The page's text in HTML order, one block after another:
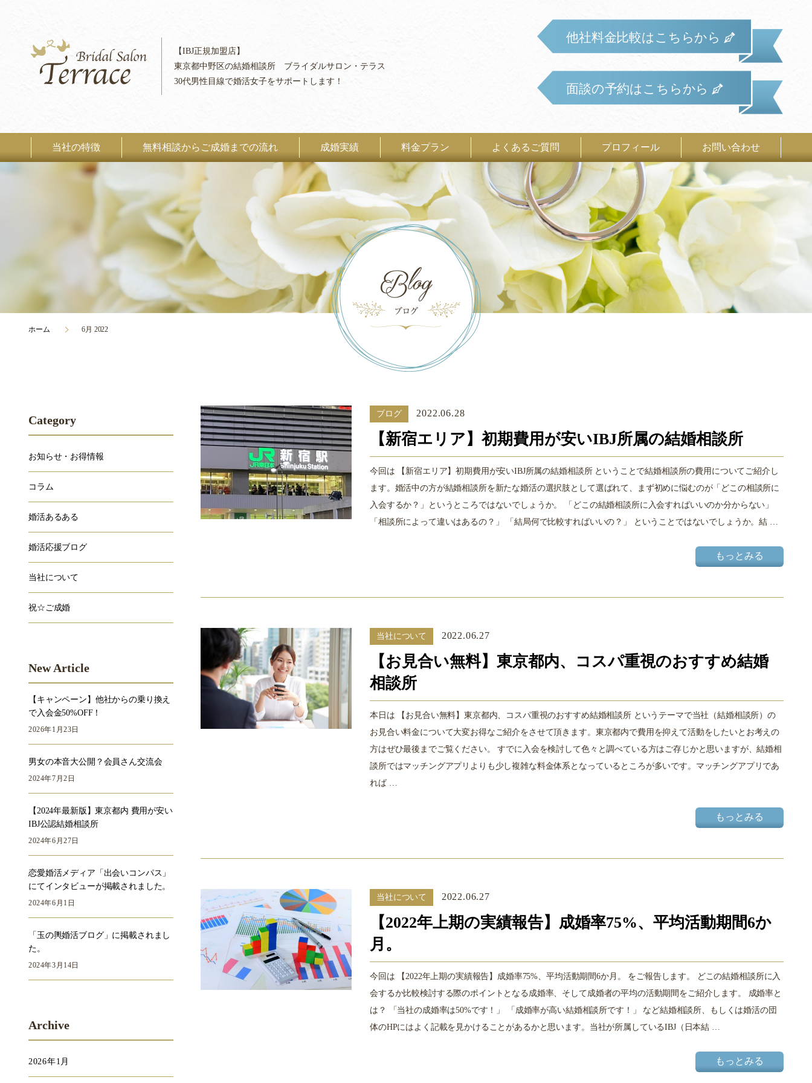
【IBJ正規加盟店】
東京都中野区の結婚相談所 ブライダルサロン・テラス
30代男性目線で婚活女子をサポートします！
他社料金比較はこちらから
面談の予約はこちらから
当社の特徴 無料相談からご成婚までの流れ 成婚実績 料金プラン よくあるご質問 プロフィール お問い合わせ
ホーム 6月 2022
ブログ 2022.06.28
【新宿エリア】初期費用が安いIBJ所属の結婚相談所
今回は 【新宿エリア】初期費用が安いIBJ所属の結婚相談所 ということで結婚相談所の費用についてご紹介し
ます。婚活中の方が結婚相談所を新たな婚活の選択肢として選ばれて、まず初めに悩むのが「どこの相談所に
入会するか？」というところではないでしょうか。 「どこの結婚相談所に入会すればいいのか分からない」
「相談所によって違いはあるの？」 「結局何で比較すればいいの？」 ということではないでしょうか。結 …
もっとみる
当社について 2022.06.27
【お見合い無料】東京都内、コスパ重視のおすすめ結婚
相談所
本日は 【お見合い無料】東京都内、コスパ重視のおすすめ結婚相談所 というテーマで当社（結婚相談所）の
お見合い料金について大変お得なご紹介をさせて頂きます。東京都内で費用を抑えて活動をしたいとお考えの
方はぜひ最後までご覧ください。 すでに入会を検討して色々と調べている方はご存じかと思いますが、結婚相
談所ではマッチングアプリよりも少し複雑な料金体系となっているところが多いです。マッチングアプリであ
れば …
もっとみる
当社について 2022.06.27
【2022年上期の実績報告】成婚率75%、平均活動期間6か
月。
今回は 【2022年上期の実績報告】成婚率75%、平均活動期間6か月。 をご報告します。 どこの結婚相談所に入
会するか比較検討する際のポイントとなる成婚率、そして成婚者の平均の活動期間をご紹介します。 成婚率と
は？ 「当社の成婚率は50%です！」 「成婚率が高い結婚相談所です！」 など結婚相談所、もしくは婚活の団
体のHPにはよく記載を見かけることがあるかと思います。当社が所属しているIBJ（日本結 …
もっとみる
Category
お知らせ・お得情報
コラム
婚活あるある
婚活応援ブログ
当社について
祝☆ご成婚
New Article
【キャンペーン】他社からの乗り換え
で入会金50%OFF！
2026年1月23日
男女の本音大公開？会員さん交流会
2024年7月2日
【2024年最新版】東京都内 費用が安い
IBJ公認結婚相談所
2024年6月27日
恋愛婚活メディア「出会いコンパス」
にてインタビューが掲載されました。
2024年6月1日
「玉の輿婚活ブログ」に掲載されまし
た。
2024年3月14日
Archive
2026年1月